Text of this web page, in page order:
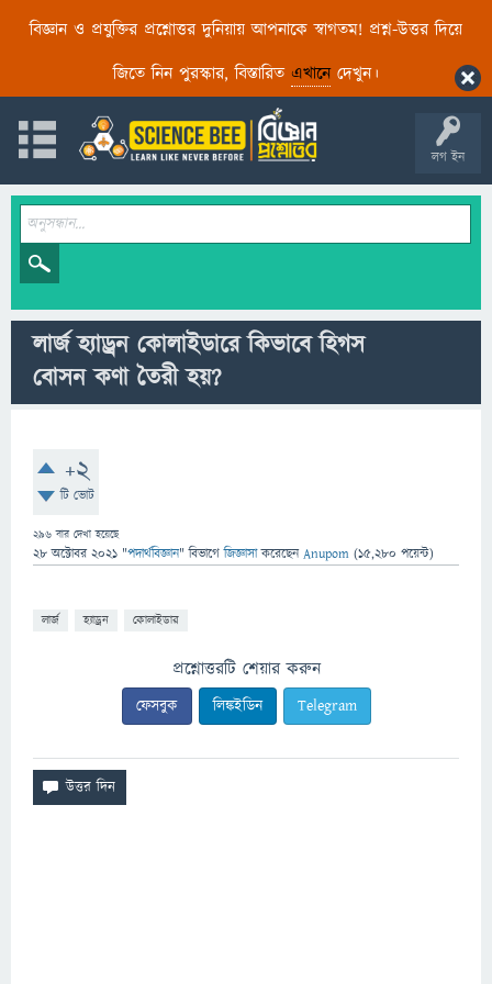
বিজ্ঞান ও প্রযুক্তির প্রশ্নোত্তর দুনিয়ায় আপনাকে স্বাগতম! প্রশ্ন-উত্তর দিয়ে
জিতে নিন পুরস্কার, বিস্তারিত এখানেদেখুন।
লগ ইন
লার্জ হ্যাড্রন কোলাইডারে কিভাবে হিগস
বোসন কণা তৈরী হয়?
+2
টি ভোট
296 বার দেখা হয়েছে
28 অক্টোবর 2021 "পদার্থবিজ্ঞান" বিভাগে জিজ্ঞাসাকরেছেনAnupom (15,280 পয়েন্ট)
লার্জ হ্যাড্রন কোলাইডার
প্রশ্নোত্তরটি শেয়ার করুন
ফেসবুক লিঙ্কইডিন Telegram